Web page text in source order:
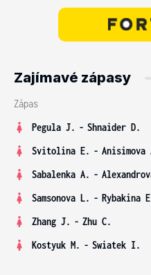
Zajímavé zápasy
Zápas
Pegula J. - Shnaider D.
Svitolina E. - Anisimova
Sabalenka A. -
Samsonova L. - Rybakina
Zhang J. - Zhu C.
Kostyuk M. - Swiatek I.